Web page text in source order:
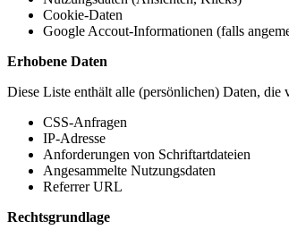
Cookie-Daten
Google Accout-Informationen (falls
Erhobene Daten
Diese Liste enthält alle (persönlichen) Daten, die
CSS-Anfragen
IP-Adresse
Anforderungen von Schriftartdateien
Angesammelte Nutzungsdaten
Referrer URL
Rechtsgrundlage